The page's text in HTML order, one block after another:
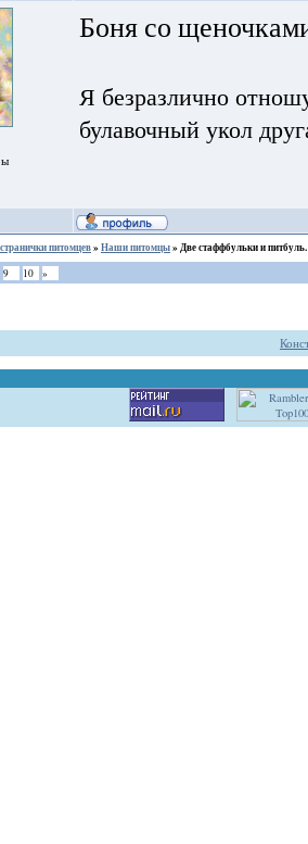
Боня со
Я безразлично
булавочный укол
питомцев»Наши питомцы»Две стаффбульки и
9 10 »